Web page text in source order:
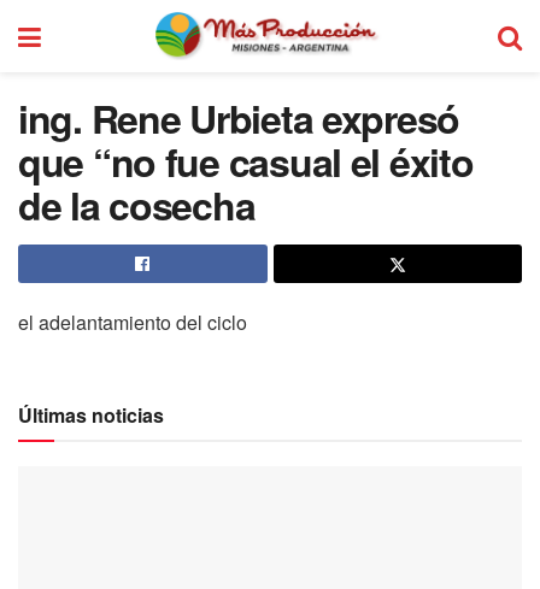
ing. Rene Urbieta expresó
que “no fue casual el éxito
de la cosecha
el adelantamiento del ciclo
Últimas noticias